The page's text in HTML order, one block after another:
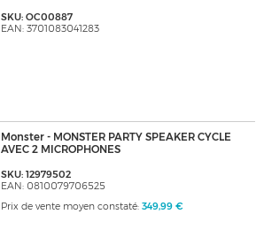
SKU: OC00887
EAN: 3701083041283
Monster - MONSTER PARTY SPEAKER CYCLE
AVEC 2 MICROPHONES
SKU: 12979502
EAN: 0810079706525
Prix de vente moyen constaté: 349,99 €